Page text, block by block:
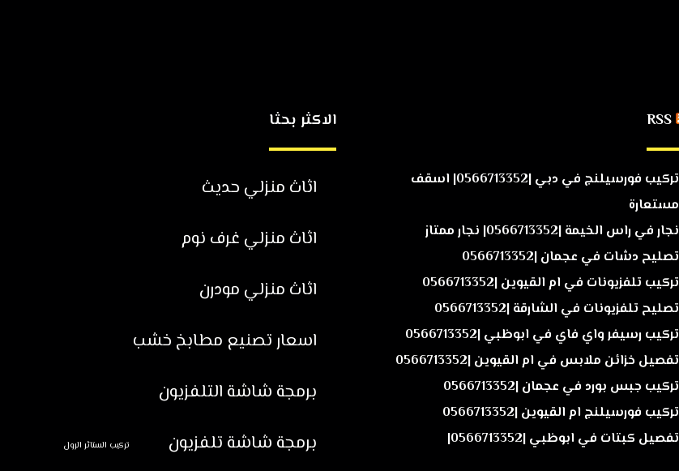
RSS
تركيب فورسيلنج في دبي |0566713352| اسقف
مستعارة
نجار في راس الخيمة |0566713352| نجار ممتاز
تصليح دشات في عجمان |0566713352
تركيب تلفزيونات في ام القيوين |0566713352
تصليح تلفزيونات في الشارقة |0566713352
تركيب رسيفر واي فاي في ابوظبي |0566713352
تفصيل خزائن ملابس في ام القيوين |0566713352
تركيب جبس بورد في عجمان |0566713352
تركيب فورسيلنج ام القيوين |0566713352
تفصيل كبتات في ابوظبي |0566713352|
الاكثر بحثا
اثاث منزلي حديث
اثاث منزلي غرف نوم
اثاث منزلي مودرن
اسعار تصنيع مطابخ خشب
برمجة شاشة التلفزيون
برمجة شاشة تلفزيون
تركيب الستائر الرول